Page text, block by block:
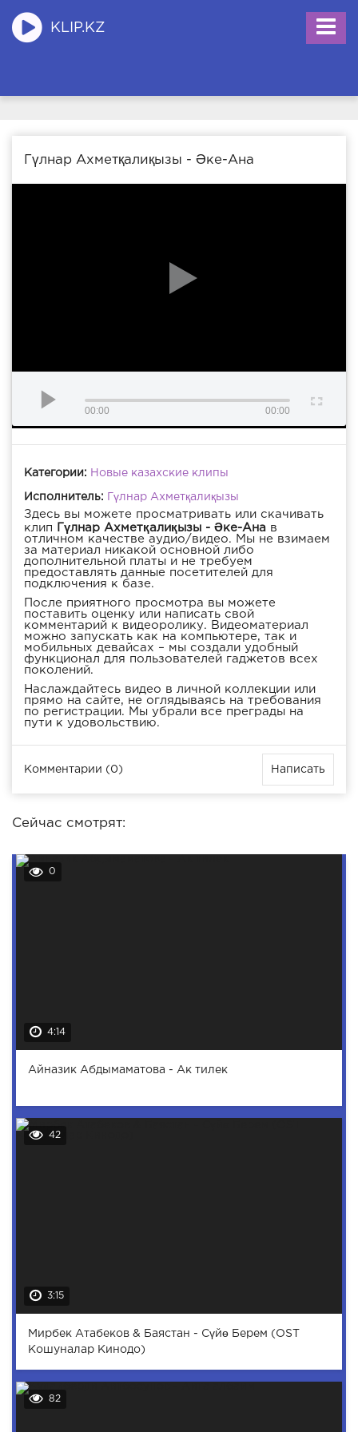
KLIP.KZ
Гүлнар Ахметқалиқызы - Әке-Ана
00:00 00:00
Категории: Новые казахские клипы
Исполнитель: Гүлнар Ахметқалиқызы
Здесь вы можете просматривать или скачивать
клип
Гүлнар Ахметқалиқызы - Әке-Ана в
отличном качестве аудио/видео. Мы не взимаем
за материал никакой основной либо
дополнительной платы и не требуем
предоставлять данные посетителей для
подключения к базе.
После приятного просмотра вы можете
поставить оценку или написать свой
комментарий к видеоролику. Видеоматериал
можно запускать как на компьютере, так и
мобильных девайсах – мы создали удобный
функционал для пользователей гаджетов всех
поколений.
Наслаждайтесь видео в личной коллекции или
прямо на сайте, не оглядываясь на требования
по регистрации. Мы убрали все преграды на
пути к удовольствию.
Комментарии (0) Написать
Сейчас смотрят:
0
4:14
Айназик Абдымаматова - Ак тилек
42
3:15
Мирбек Атабеков & Баястан - Сүйө Берем (OST
Кошуналар Кинодо)
82